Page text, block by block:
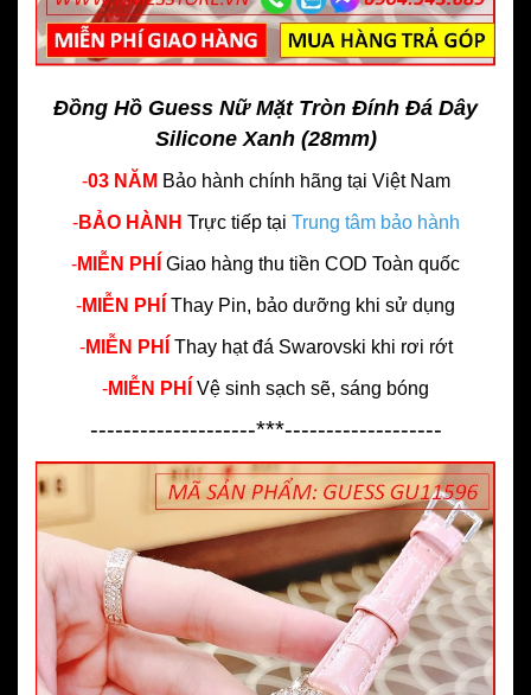
Đồng Hồ Guess Nữ Mặt Tròn Đính Đá Dây
Silicone Xanh (28mm)
-03 NĂM Bảo hành chính hãng tại Việt Nam
-BẢO HÀNH Trực tiếp tại Trung tâm bảo hành
-MIỄN PHÍ Giao hàng thu tiền COD Toàn quốc
-MIỄN PHÍ Thay Pin, bảo dưỡng khi sử dụng
-MIỄN PHÍ Thay hạt đá Swarovski khi rơi rớt
-MIỄN PHÍ Vệ sinh sạch sẽ, sáng bóng
--------------------***-------------------